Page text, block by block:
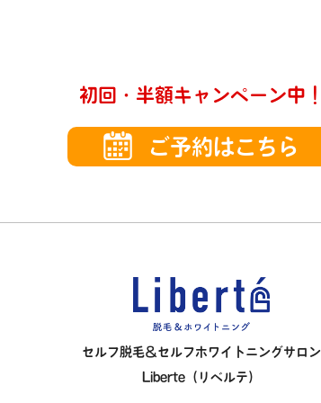
初回・半額キャンペーン中！
ご予約はこちら
セルフ脱毛＆セルフホワイトニングサロン
Liberte（リベルテ）